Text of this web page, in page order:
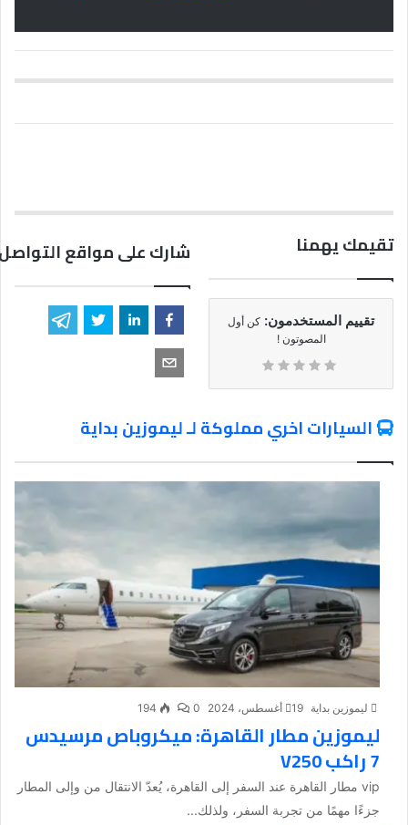
تقيمك يهمنا
تقييم المستخدمون: كن أول
المصوتون !
شارك على مواقع
السيارات اخري مملوكة لـ ليموزين بداية
ليموزين بداية 19 أغسطس، 2024 0
194
ليموزين مطار القاهرة: ميكروباص مرسيدس
7 راكب V250
vip مطار القاهرة عند السفر إلى القاهرة، يُعدّ الانتقال من وإلى المطار
جزءًا مهمًا من تجربة السفر، ولذلك...